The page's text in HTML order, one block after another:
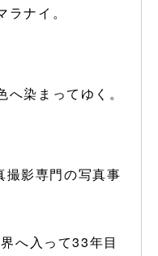
ナイ。
染まってゆく。
影専門の写真事
へ入って33年目